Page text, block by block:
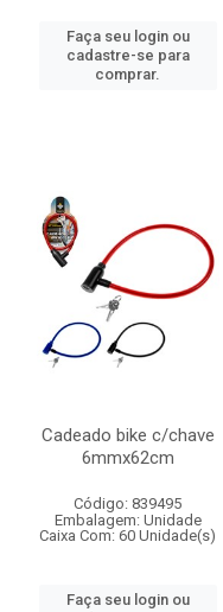
Faça seu login ou
cadastre-se para
comprar.
Cadeado bike c/chave
6mmx62cm
Código: 839495
Embalagem: Unidade
Caixa Com: 60 Unidade(s)
Faça seu login ou